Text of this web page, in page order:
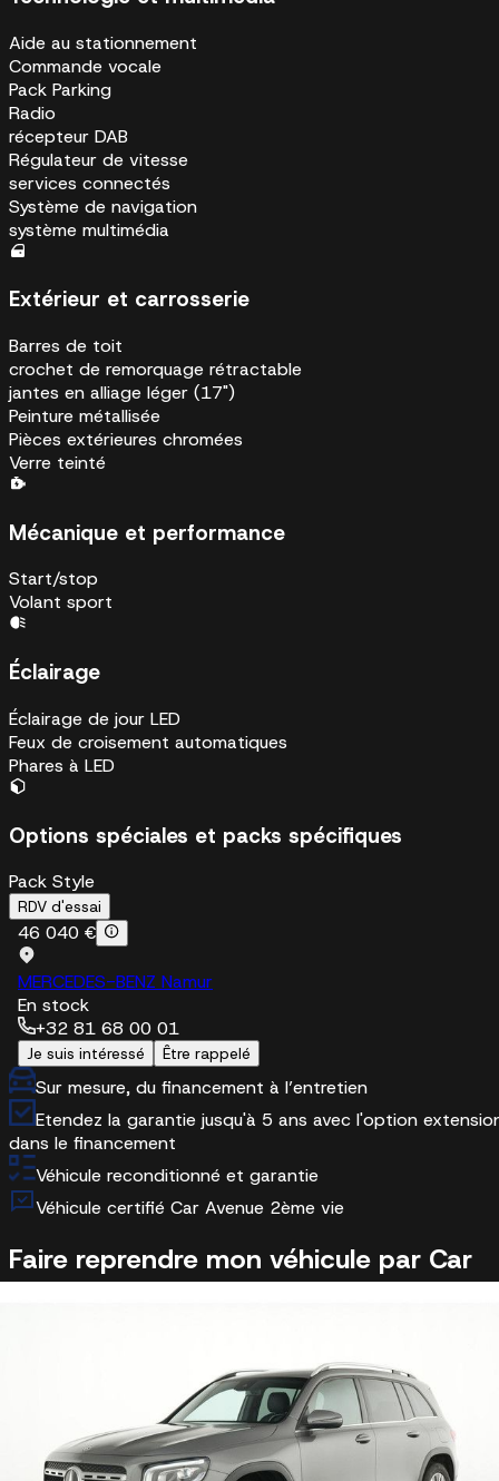
Aide au stationnement
Commande vocale
Pack Parking
Radio
récepteur DAB
Régulateur de vitesse
services connectés
Système de navigation
système multimédia
Extérieur et carrosserie
Barres de toit
crochet de remorquage rétractable
jantes en alliage léger (17")
Peinture métallisée
Pièces extérieures chromées
Verre teinté
Mécanique et performance
Start/stop
Volant sport
Éclairage
Éclairage de jour LED
Feux de croisement automatiques
Phares à LED
Options spéciales et packs spécifiques
Pack Style
RDV d'essai
46 040 €
MERCEDES-BENZ Namur
En stock
+32 81 68 00 01
Je suis intéressé Être rappelé
Sur mesure, du financement à l’entretien
Etendez la garantie jusqu'à 5 ans avec l'option
dans le financement
Véhicule reconditionné et garantie
Véhicule certifié Car Avenue 2ème vie
Faire reprendre mon véhicule par Car
Cette Mercedes-Benz GLB vous plaît ?
Nous reprenons votre véhicule actuel sans engagement.